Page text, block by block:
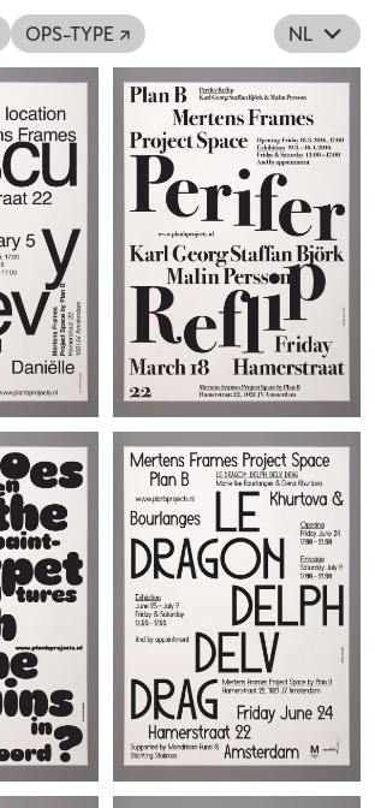
OPS-TYPE ↗ NL